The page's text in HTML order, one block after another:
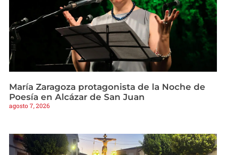
María Zaragoza protagonista de la Noche de
Poesía en Alcázar de San Juan
agosto 7, 2026